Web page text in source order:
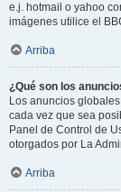
e.j. hotmail o yahoo
imágenes utilice el
Arriba
¿Qué son los
Los anuncios
cada vez que sea
Panel de Control de
otorgados por La
Arriba